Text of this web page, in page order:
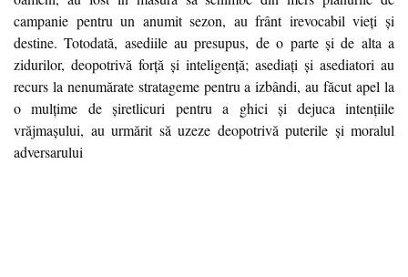
campanie pentru un anumit sezon, au frânt irevocabil vieți și
destine. Totodată, asediile au presupus, de o parte și de alta a
zidurilor, deopotrivă forță și inteligență; asediați și asediatori au
recurs la nenumărate stratageme pentru a izbândi, au făcut apel la
o mulțime de șiretlicuri pentru a ghici și dejuca intențiile
vrăjmașului, au urmărit să uzeze deopotrivă puterile și moralul
adversarului